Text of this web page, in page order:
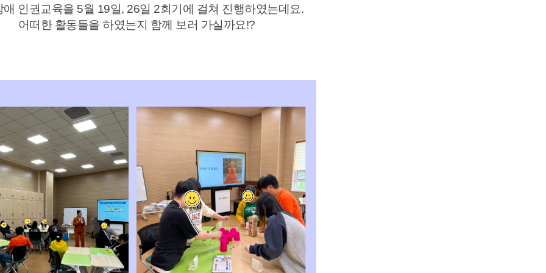
애 인권교육을 5월 19일, 26일 2회기에 걸쳐 진행하였는데요.
어떠한 활동들을 하였는지 함께 보러 가실까요!?